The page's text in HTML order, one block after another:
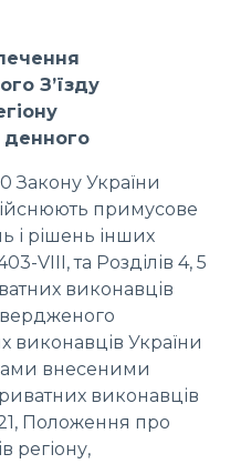
З’їзду
Закону України
примусове
і рішень інших
VIII, та Розділів 4, 5
виконавців
України
внесеними
виконавців
Положення про
регіону,